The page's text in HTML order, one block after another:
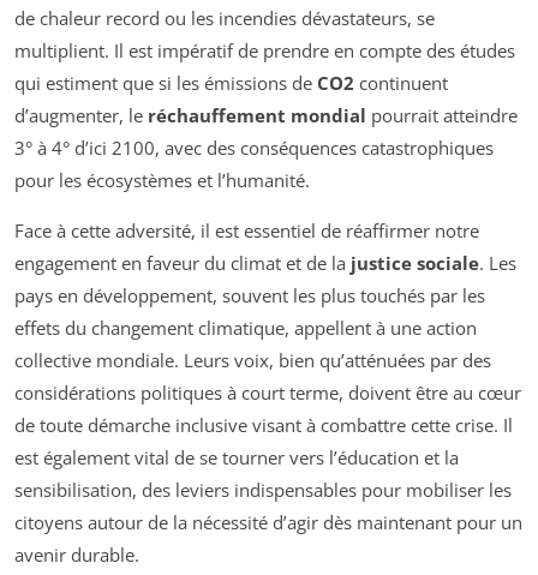
de chaleur record ou les incendies dévastateurs, se
multiplient. Il est impératif de prendre en compte des études
qui estiment que si les émissions de CO2 continuent
d’augmenter, le réchauffement mondial pourrait atteindre
3° à 4° d’ici 2100, avec des conséquences catastrophiques
pour les écosystèmes et l’humanité.
Face à cette adversité, il est essentiel de réaffirmer notre
engagement en faveur du climat et de la justice sociale. Les
pays en développement, souvent les plus touchés par les
effets du changement climatique, appellent à une action
collective mondiale. Leurs voix, bien qu’atténuées par des
considérations politiques à court terme, doivent être au cœur
de toute démarche inclusive visant à combattre cette crise. Il
est également vital de se tourner vers l’éducation et la
sensibilisation, des leviers indispensables pour mobiliser les
citoyens autour de la nécessité d’agir dès maintenant pour un
avenir durable.